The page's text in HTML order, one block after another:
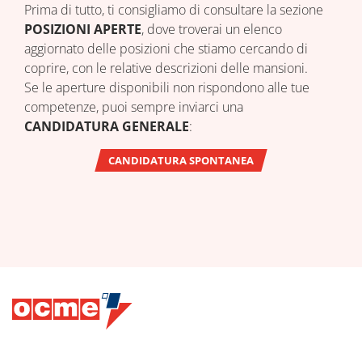
Prima di tutto, ti consigliamo di consultare la sezione
POSIZIONI APERTE, dove troverai un elenco
aggiornato delle posizioni che stiamo cercando di
coprire, con le relative descrizioni delle mansioni.
Se le aperture disponibili non rispondono alle tue
competenze, puoi sempre inviarci una
CANDIDATURA GENERALE:
CANDIDATURA SPONTANEA